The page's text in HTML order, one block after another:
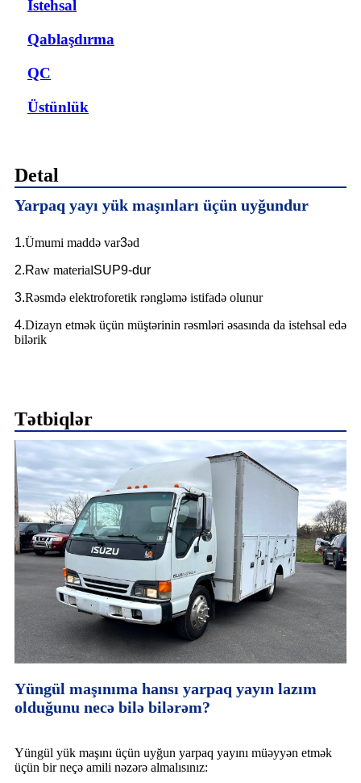
İstehsal
Qablaşdırma
QC
Üstünlük
Detal
Yarpaq yayı yük maşınları üçün uyğundur
1.Ümumi maddə var3əd
2.Raw materialSUP9-dur
3.Rəsmdə elektroforetik rəngləmə istifadə olunur
4.Dizayn etmək üçün müştərinin rəsmləri əsasında da istehsal edə
bilərik
Tətbiqlər
Yüngül maşınıma hansı yarpaq yayın lazım
olduğunu necə bilə bilərəm?
Yüngül yük maşını üçün uyğun yarpaq yayını müəyyən etmək
üçün bir neçə amili nəzərə almalısınız: